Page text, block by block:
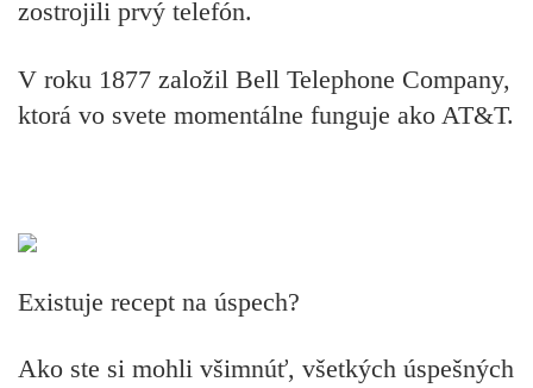
zostrojili prvý telefón.
V roku 1877 založil Bell Telephone Company,
ktorá vo svete momentálne funguje ako AT&T.
Existuje recept na úspech?
Ako ste si mohli všimnúť, všetkých úspešných